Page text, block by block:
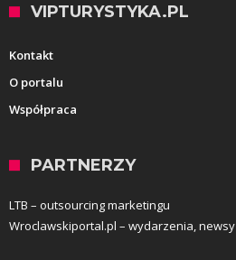
VIPTURYSTYKA.PL
Kontakt
O portalu
Współpraca
PARTNERZY
LTB – outsourcing marketingu
Wroclawskiportal.pl – wydarzenia, newsy